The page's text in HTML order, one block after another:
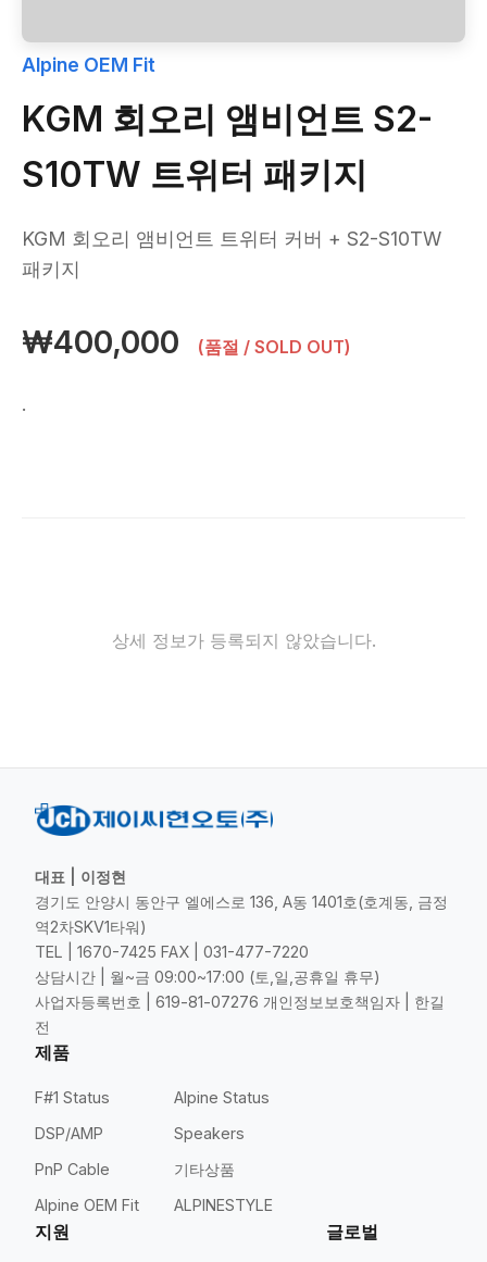
Alpine OEM Fit
KGM 회오리 앰비언트 S2-
S10TW 트위터 패키지
KGM 회오리 앰비언트 트위터 커버 + S2-S10TW
패키지
₩400,000 (품절 / SOLD OUT)
.
상세 정보가 등록되지 않았습니다.
대표 | 이정현
경기도 안양시 동안구 엘에스로 136, A동 1401호(호계동, 금정
역2차SKV1타워)
TEL | 1670-7425 FAX | 031-477-7220
상담시간 | 월~금 09:00~17:00 (토,일,공휴일 휴무)
사업자등록번호 | 619-81-07276 개인정보보호책임자 | 한길
전
제품
F#1 Status
Alpine Status
DSP/AMP
Speakers
PnP Cable
기타상품
Alpine OEM Fit
ALPINESTYLE
지원 글로벌